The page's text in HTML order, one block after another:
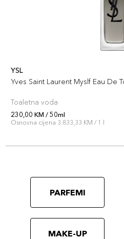
YSL
Yves Saint Laurent Myslf Eau De
Toaletna voda
230,00 KM / 50ml
Osnovna cijena 3.833,33 KM / 1 l
PARFEMI
MAKE-UP